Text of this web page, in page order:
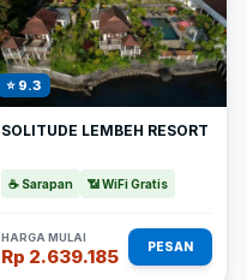
⭐ 9.3
SOLITUDE LEMBEH RESORT
☕ Sarapan 📶 WiFi Gratis
HARGA MULAI
Rp 2.639.185 PESAN